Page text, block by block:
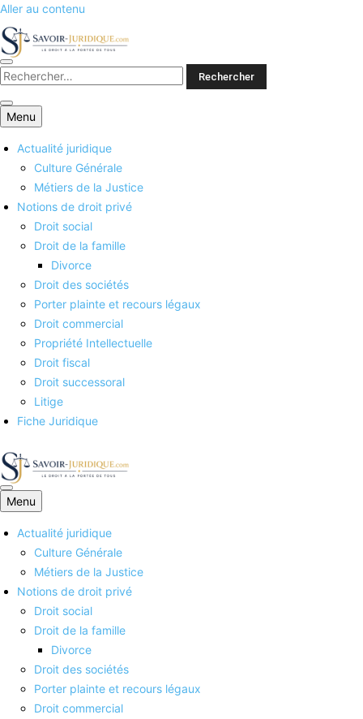
Aller au contenu
Savoirs juridiques
Menu
Actualité juridique
Culture Générale
Métiers de la Justice
Notions de droit privé
Droit social
Droit de la famille
Divorce
Droit des sociétés
Porter plainte et recours légaux
Droit commercial
Propriété Intellectuelle
Droit fiscal
Droit successoral
Litige
Fiche Juridique
Savoirs juridiques
Menu
Actualité juridique
Culture Générale
Métiers de la Justice
Notions de droit privé
Droit social
Droit de la famille
Divorce
Droit des sociétés
Porter plainte et recours légaux
Droit commercial